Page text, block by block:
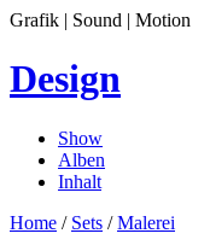
Grafik | Sound | Motion
Design
Show
Alben
Inhalt
Home / Sets /Malerei